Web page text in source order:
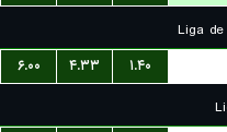
۱.۴۰ ۴.۳۳
۶.۰۰